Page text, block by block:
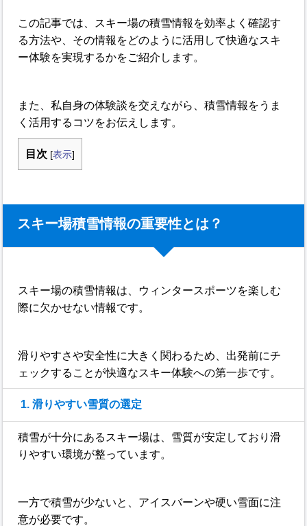
この記事では、スキー場の積雪情報を効率よく確認す
る方法や、その情報をどのように活用して快適なスキ
ー体験を実現するかをご紹介します。
また、私自身の体験談を交えながら、積雪情報をうま
く活用するコツをお伝えします。
目次 [表示]
スキー場積雪情報の重要性とは？
スキー場の積雪情報は、ウィンタースポーツを楽しむ
際に欠かせない情報です。
滑りやすさや安全性に大きく関わるため、出発前にチ
ェックすることが快適なスキー体験への第一歩です。
1. 滑りやすい雪質の選定
積雪が十分にあるスキー場は、雪質が安定しており滑
りやすい環境が整っています。
一方で積雪が少ないと、アイスバーンや硬い雪面に注
意が必要です。